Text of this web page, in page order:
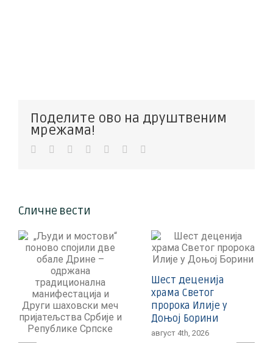
Поделите ово на друштвеним
мрежама!
Facebook
TwitterLinkedInWhatsAppPinterest
Сличне вести
Шест деценија
храма Светог
пророка Илије у
Доњој Борини
август 4th, 2026